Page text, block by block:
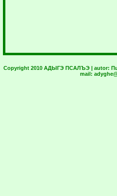
Copyright 2010 АДЫГЭ ПСАЛЪЭ | autor:
mail: